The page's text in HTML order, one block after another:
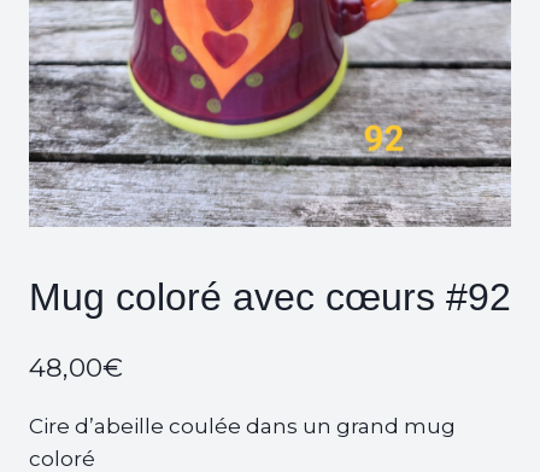
Mug coloré avec cœurs #92
48,00€
Cire d’abeille coulée dans un grand mug
coloré